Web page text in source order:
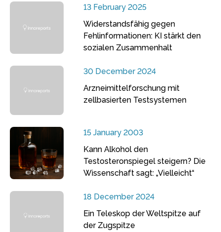
13 February 2025
Widerstandsfähig gegen
Fehlinformationen: KI stärkt den
sozialen Zusammenhalt
30 December 2024
Arzneimittelforschung mit
zellbasierten Testsystemen
15 January 2003
Kann Alkohol den
Testosteronspiegel steigern? Die
Wissenschaft sagt: „Vielleicht“
18 December 2024
Ein Teleskop der Weltspitze auf
der Zugspitze